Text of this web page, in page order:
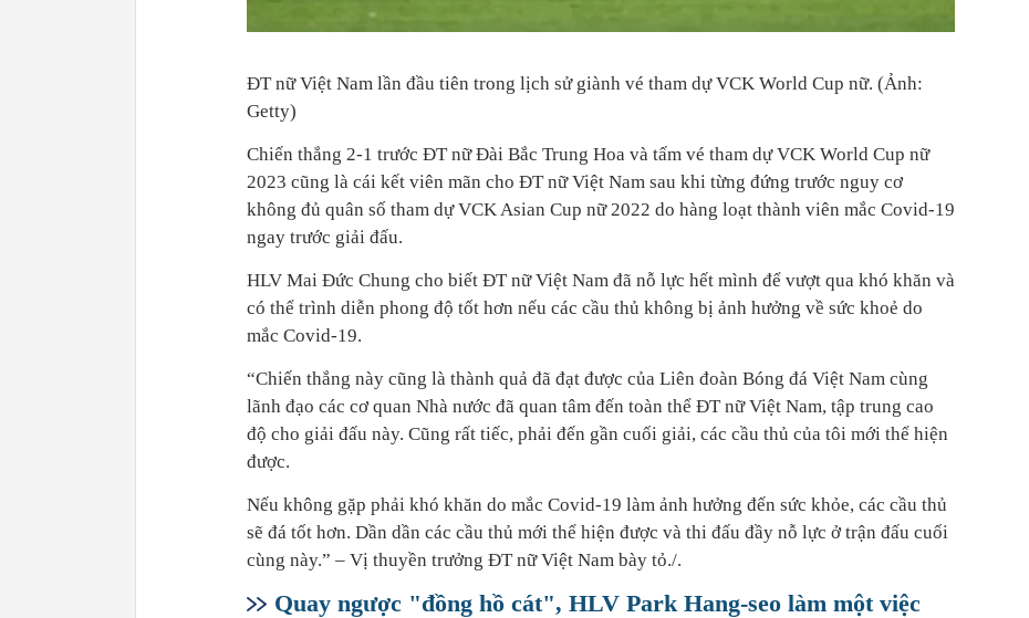
ĐT nữ Việt Nam lần đầu tiên trong lịch sử giành vé tham dự VCK World Cup nữ. (Ảnh:
Getty)
Chiến thắng 2-1 trước ĐT nữ Đài Bắc Trung Hoa và tấm vé tham dự VCK World Cup nữ
2023 cũng là cái kết viên mãn cho ĐT nữ Việt Nam sau khi từng đứng trước nguy cơ
không đủ quân số tham dự VCK Asian Cup nữ 2022 do hàng loạt thành viên mắc Covid-19
ngay trước giải đấu.
HLV Mai Đức Chung cho biết ĐT nữ Việt Nam đã nỗ lực hết mình để vượt qua khó khăn và
có thể trình diễn phong độ tốt hơn nếu các cầu thủ không bị ảnh hưởng về sức khoẻ do
mắc Covid-19.
“Chiến thắng này cũng là thành quả đã đạt được của Liên đoàn Bóng đá Việt Nam cùng
lãnh đạo các cơ quan Nhà nước đã quan tâm đến toàn thể ĐT nữ Việt Nam, tập trung cao
độ cho giải đấu này. Cũng rất tiếc, phải đến gần cuối giải, các cầu thủ của tôi mới thể hiện
được.
Nếu không gặp phải khó khăn do mắc Covid-19 làm ảnh hưởng đến sức khỏe, các cầu thủ
sẽ đá tốt hơn. Dần dần các cầu thủ mới thể hiện được và thi đấu đầy nỗ lực ở trận đấu cuối
cùng này.” – Vị thuyền trưởng ĐT nữ Việt Nam bày tỏ./.
Quay ngược "đồng hồ cát", HLV Park Hang-seo làm một việc